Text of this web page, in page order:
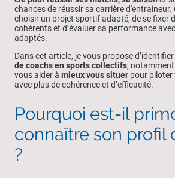
chances de réussir sa carrière d'entraineur.
choisir un projet sportif adapté, de se fixer
cohérents et d’évaluer sa performance
adaptés.
Dans cet article, je vous propose d’identifier
de coachs en sports collectifs,
vous aider à mieux vous situer pour piloter
avec plus de cohérence et d’efficacité.
Pourquoi est-il
connaître son profil
?